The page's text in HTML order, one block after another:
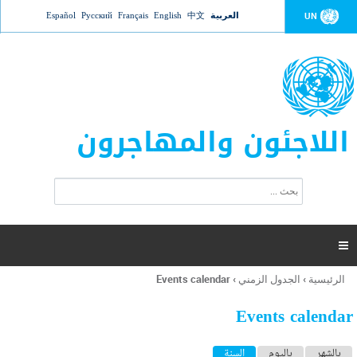
Jump to navigation UN العربية 中文
English
Français
Русский
Español
اللاجئون والمهاجرون
ت
ر
ل
ح
ب

أنت
هنا
الرئيسية › الجدول الزمني ›
Events calendar
Events calendar